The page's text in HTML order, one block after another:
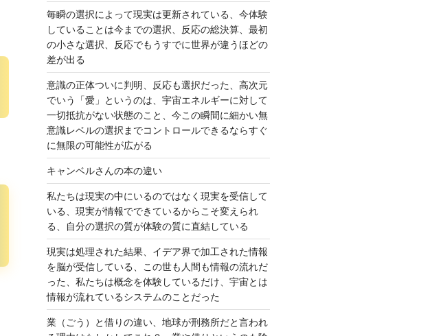
毎瞬の選択によって現実は更新されている、今体験
していることは今までの選択、反応の総決算、最初
の小さな選択、反応でもうすでに世界が違うほどの
差が出る
意識の正体ついに判明、反応も選択だった、高次元
でいう「愛」というのは、宇宙エネルギーに対して
一切抵抗がない状態のこと、今この瞬間に細かい無
意識レベルの選択までコントロールできるならすぐ
に無限の可能性が広がる
キャンベルさんの本の違い
私たちは現実の中にいるのではなく現実を受信して
いる、現実が情報でできているからこそ変えられ
る、自分の選択の質が体験の質に直結している
現実は処理された結果、イデア界で加工された情報
を脳が受信している、この世も人間も情報の流れだ
った、私たちは概念を体験しているだけ、宇宙とは
情報が流れているシステムのことだった
業（ごう）と借りの違い、地球が刑務所だと言われ